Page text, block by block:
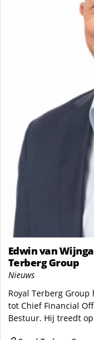
Edwin van
Terberg Group
Nieuws
Royal Terberg
tot Chief Financial
Bestuur. Hij treedt